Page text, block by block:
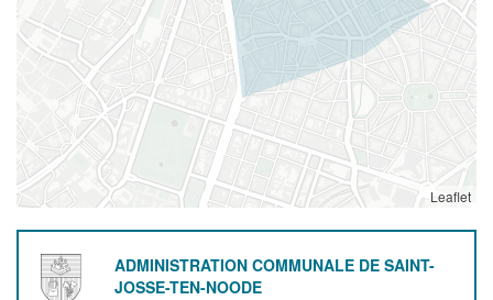
Leaflet
ADMINISTRATION COMMUNALE DE SAINT-
JOSSE-TEN-NOODE